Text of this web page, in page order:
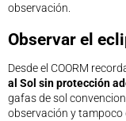
observación.
Observar el
Desde el COORM
al Sol sin protección
gafas de sol
observación y